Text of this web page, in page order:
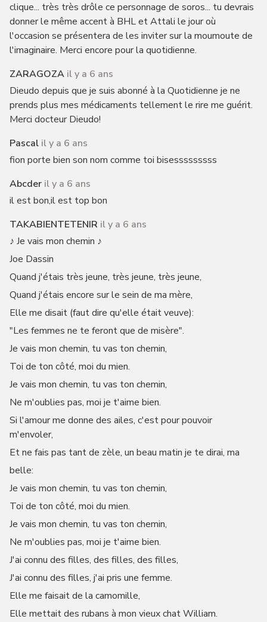
clique... très très drôle ce personnage de soros... tu devrais
donner le même accent à BHL et Attali le jour où
l'occasion se présentera de les inviter sur la moumoute de
l'imaginaire. Merci encore pour la quotidienne.
ZARAGOZA il y a 6 ans
Dieudo depuis que je suis abonné à la Quotidienne je ne
prends plus mes médicaments tellement le rire me guérit.
Merci docteur Dieudo!
Pascal il y a 6 ans
fion porte bien son nom comme toi bisesssssssss
Abcder il y a 6 ans
il est bon,il est top bon
TAKABIENTETENIR il y a 6 ans
♪ Je vais mon chemin ♪
Joe Dassin
Quand j'étais très jeune, très jeune, très jeune,
Quand j'étais encore sur le sein de ma mère,
Elle me disait (faut dire qu'elle était veuve):
"Les femmes ne te feront que de misère".
Je vais mon chemin, tu vas ton chemin,
Toi de ton côté, moi du mien.
Je vais mon chemin, tu vas ton chemin,
Ne m'oublies pas, moi je t'aime bien.
Si l'amour me donne des ailes, c'est pour pouvoir
m'envoler,
Et ne fais pas tant de zèle, un beau matin je te dirai, ma
belle:
Je vais mon chemin, tu vas ton chemin,
Toi de ton côté, moi du mien.
Je vais mon chemin, tu vas ton chemin,
Ne m'oublies pas, moi je t'aime bien.
J'ai connu des filles, des filles, des filles,
J'ai connu des filles, j'ai pris une femme.
Elle me faisait de la camomille,
Elle mettait des rubans à mon vieux chat William.